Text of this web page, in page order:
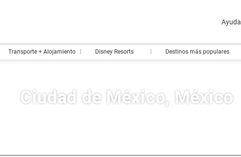
Ayuda
Transporte + Alojamiento Disney Resorts Destinos más populares
Ciudad de México, México